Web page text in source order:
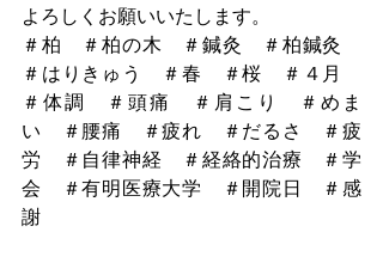
よろしくお願いいたします。
＃柏　＃柏の木　＃鍼灸　＃柏鍼灸
＃はりきゅう　＃春　＃桜　＃４月
＃体調　＃頭痛　＃肩こり　＃めま
い　＃腰痛　＃疲れ　＃だるさ　＃疲
労　＃自律神経　＃経絡的治療　＃学
会　＃有明医療大学　＃開院日　＃感
謝